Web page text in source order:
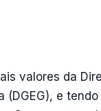
valores da
(DGEG), e